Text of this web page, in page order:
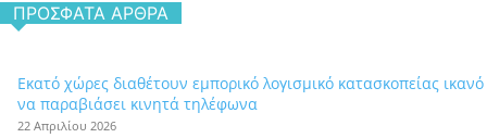
ΠΡΌΣΦΑΤΑ ΆΡΘΡΑ
Εκατό χώρες διαθέτουν εμπορικό λογισμικό κατασκοπείας ικανό
να παραβιάσει κινητά τηλέφωνα
22 Απριλίου 2026